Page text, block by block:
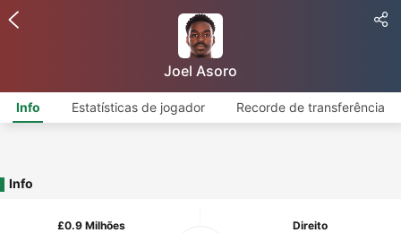
Joel Asoro
Info Estatísticas de jogador Recorde de transferência
Info
£0.9 Milhões Direito